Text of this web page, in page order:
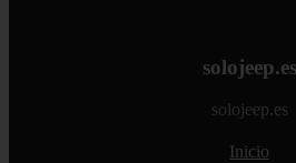
solojeep.es
solojeep.es
Inicio